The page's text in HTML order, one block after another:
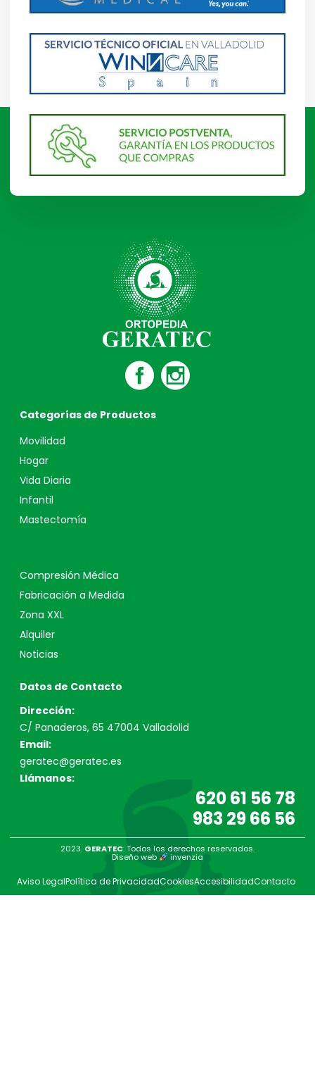
Categorías de Productos
Movilidad
Hogar
Vida Diaria
Infantil
Mastectomía
Compresión Médica
Fabricación a Medida
Zona XXL
Alquiler
Noticias
Datos de Contacto
Dirección:
C/ Panaderos, 65 47004 Valladolid
Email:
geratec@geratec.es
Llámanos:
620 61 56 78
983 29 66 56
2023. GERATEC. Todos los derechos reservados.
Diseño web invenzia
Aviso LegalPolítica de PrivacidadCookiesAccesibilidadContacto